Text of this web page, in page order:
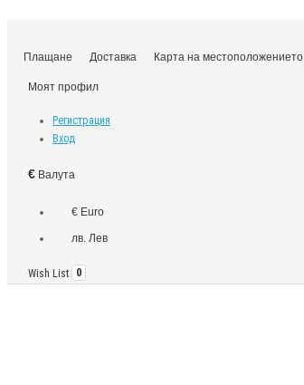
Плащане Доставка Карта на местоположението
Моят профил
Регистрация
Вход
€ Валута
€ Euro
лв. Лев
Wish List 0